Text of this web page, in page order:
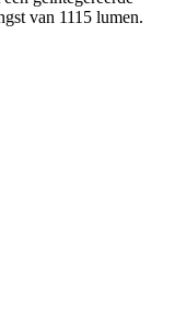
van 1115 lumen.